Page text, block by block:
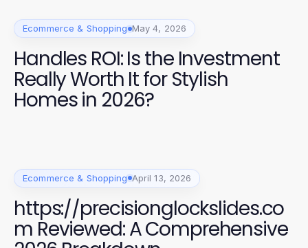
Ecommerce & Shopping May 4, 2026
Handles ROI: Is the Investment
Really Worth It for Stylish
Homes in 2026?
Ecommerce & Shopping April 13, 2026
https://precisionglockslides.co
m Reviewed: A Comprehensive